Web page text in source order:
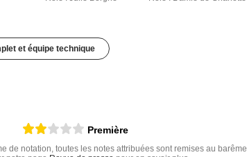
et équipe technique
Première
de notation, toutes les notes attribuées sont remises au barême